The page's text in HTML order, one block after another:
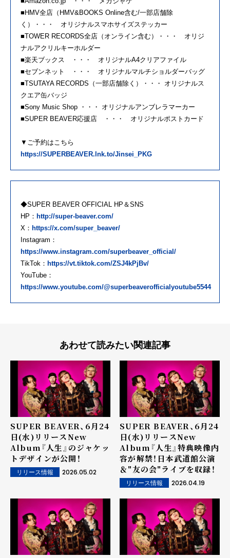
■HMV全店（HMV&BOOKS Online含む/一部店舗除
く）・・・ オリジナルスマホサイズステッカー
■TOWER RECORDS全店（オンライン含む）・・・ オリジ
ナルアクリルキーホルダー
■楽天ブックス ・・・ オリジナルA4クリアファイル
■セブンネット ・・・ オリジナルマルチショルダーバッグ
■TSUTAYA RECORDS（一部店舗除く）・・・ オリジナルス
クエア缶バッジ
■Sony Music Shop ・・・ オリジナルアンブレラマーカー
■SUPER BEAVER応援店 ・・・ オリジナルポストカード
▼ご予約はこちら
https://SUPERBEAVER.lnk.to/Jinsei_PKG
◆SUPER BEAVER OFFICIAL HP＆SNS
HP： http://super-beaver.com/
X： https://x.com/super_beaver/
Instagram：
https://www.instagram.com/superbeaver_official/
TikTok： https://vt.tiktok.com/ZSJ4kPjBv/
YouTube：
https://www.youtube.com/@superbeaverofficialyoutube5544
あわせて読みたい関連記事
SUPER BEAVER、6月24
日(水)リリースNew
Album『人生』のジャケッ
トデザインが公開！
リリース情報 2026.05.02
SUPER BEAVER、6月24
日(水)リリースNew
Album『人生』特典映像内
容が解禁！日本武道館公演
＆"友の会"ライブを収録！
リリース情報 2026.04.19